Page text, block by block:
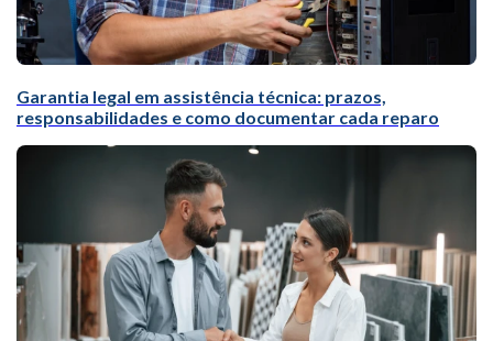
Garantia legal em assistência técnica: prazos,
responsabilidades e como documentar cada reparo